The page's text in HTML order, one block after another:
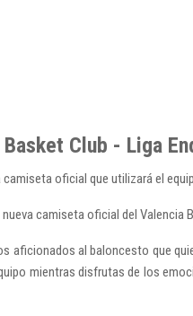
Club - Liga
camiseta oficial que utilizará el
camiseta oficial del Valencia
aficionados al baloncesto que
mientras disfrutas de los